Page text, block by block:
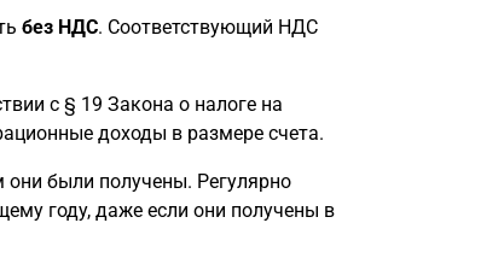
без НДС. Соответствующий НДС
с § 19 Закона о налоге на
доходы в размере счета.
были получены. Регулярно
году, даже если они получены в